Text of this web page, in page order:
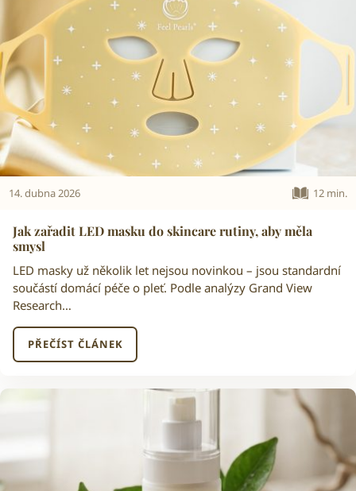
14. dubna 2026 12 min.
Jak zařadit LED masku do skincare rutiny, aby měla
smysl
LED masky už několik let nejsou novinkou – jsou standardní
součástí domácí péče o pleť. Podle analýzy Grand View
Research…
PŘEČÍST ČLÁNEK